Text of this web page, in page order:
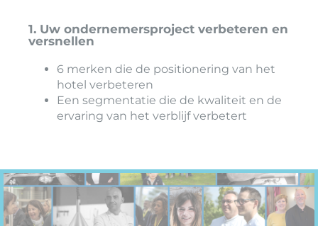
1. Uw ondernemersproject verbeteren en
versnellen
6 merken die de positionering van het
hotel verbeteren
Een segmentatie die de kwaliteit en de
ervaring van het verblijf verbetert